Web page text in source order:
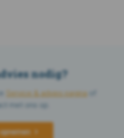
nodig?
Service & advies pagina
met ons op.